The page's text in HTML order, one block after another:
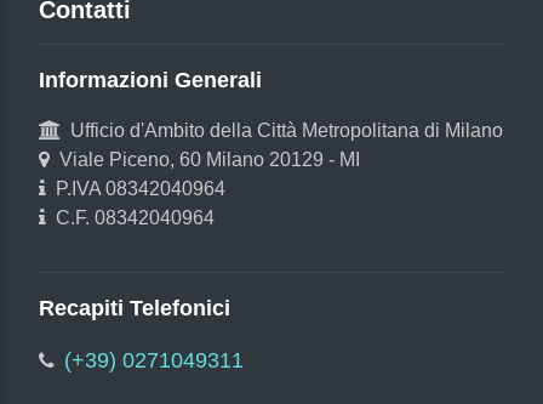
Contatti
Informazioni Generali
Ufficio d'Ambito della Città Metropolitana di Milano
Viale Piceno, 60 Milano 20129 - MI
P.IVA 08342040964
C.F. 08342040964
Recapiti Telefonici
(+39) 0271049311